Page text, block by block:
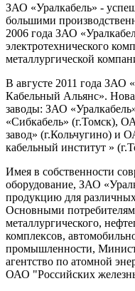
ЗАО «Уралкабель» -
большими
2006 года ЗАО
электротехнического
металлургической
В августе 2011 года
Кабельный Альянс».
заводы: ЗАО
«Сибкабель» (г.Томск),
завод» (г.Кольчугино) и
кабельный институт »
Имея в собственности
оборудование, ЗАО
продукцию для различных
Основными
металлургического,
комплексов,
промышленности,
агентство по атомной
ОАО "Российских